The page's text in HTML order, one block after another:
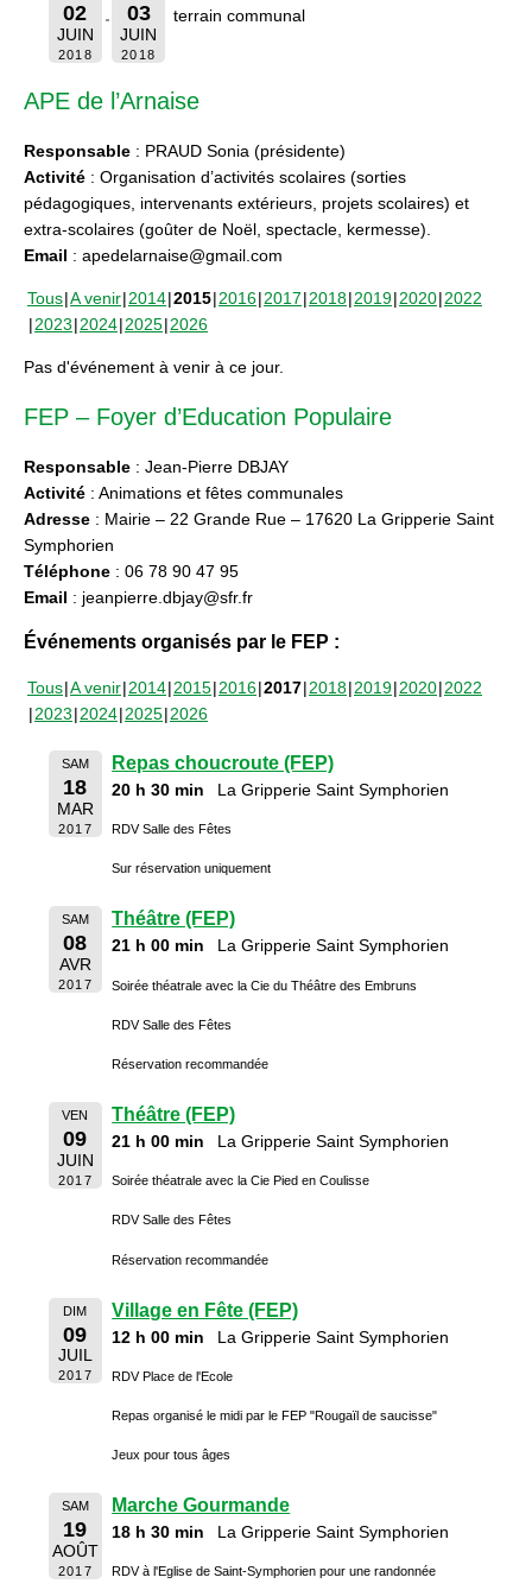
02
JUIN
2018
03
JUIN
2018
terrain communal
APE de l’Arnaise
Responsable : PRAUD Sonia (présidente)
Activité : Organisation d’activités scolaires (sorties
pédagogiques, intervenants extérieurs, projets scolaires) et
extra-scolaires (goûter de Noël, spectacle, kermesse).
Email : apedelarnaise@gmail.com
Tous A venir 2014 2015 2016 2017 2018 2019 2020 2022
2023 2024 2025 2026
Pas d'événement à venir à ce jour.
FEP – Foyer d’Education Populaire
Responsable : Jean-Pierre DBJAY
Activité : Animations et fêtes communales
Adresse : Mairie – 22 Grande Rue – 17620 La Gripperie Saint
Symphorien
Téléphone : 06 78 90 47 95
Email : jeanpierre.dbjay@sfr.fr
Événements organisés par le FEP :
Tous A venir 2014 2015 2016 2017 2018 2019 2020 2022
2023 2024 2025 2026
SAM
18
MAR
2017
Repas choucroute (FEP)
20 h 30 min La Gripperie Saint Symphorien
RDV Salle des Fêtes
Sur réservation uniquement
SAM
08
AVR
2017
Théâtre (FEP)
21 h 00 min La Gripperie Saint Symphorien
Soirée théatrale avec la Cie du Théâtre des Embruns
RDV Salle des Fêtes
Réservation recommandée
VEN
09
JUIN
2017
Théâtre (FEP)
21 h 00 min La Gripperie Saint Symphorien
Soirée théatrale avec la Cie Pied en Coulisse
RDV Salle des Fêtes
Réservation recommandée
DIM
09
JUIL
2017
Village en Fête (FEP)
12 h 00 min La Gripperie Saint Symphorien
RDV Place de l'Ecole
Repas organisé le midi par le FEP "Rougaïl de saucisse"
Jeux pour tous âges
SAM
19
AOÛT
2017
Marche Gourmande
18 h 30 min La Gripperie Saint Symphorien
RDV à l'Eglise de Saint-Symphorien pour une randonnée